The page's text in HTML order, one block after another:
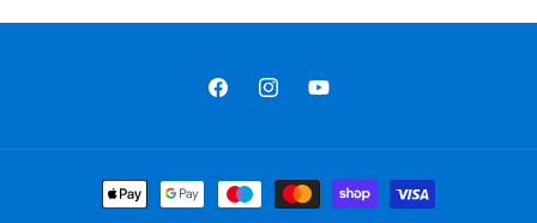
FacebookInstagramYouTube
Formas
de